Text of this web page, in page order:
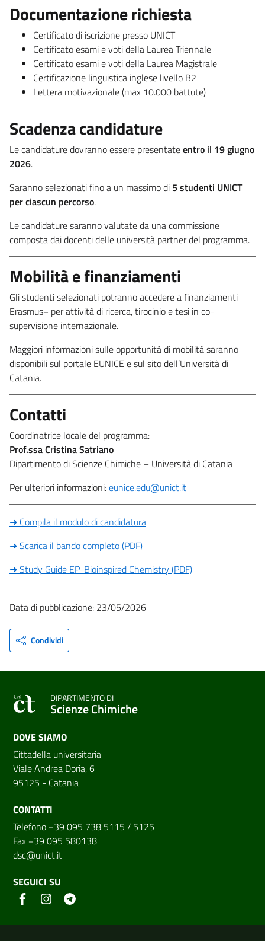
Documentazione richiesta
Certificato di iscrizione presso UNICT
Certificato esami e voti della Laurea Triennale
Certificato esami e voti della Laurea Magistrale
Certificazione linguistica inglese livello B2
Lettera motivazionale (max 10.000 battute)
Scadenza candidature
Le candidature dovranno essere presentateentro il 19 giugno
2026.
Saranno selezionati fino a un massimo di 5 studenti UNICT
per ciascun percorso.
Le candidature saranno valutate da una commissione
composta dai docenti delle università partner del programma.
Mobilità e finanziamenti
Gli studenti selezionati potranno accedere a finanziamenti
Erasmus+ per attività di ricerca, tirocinio e tesi in co-
supervisione internazionale.
Maggiori informazioni sulle opportunità di mobilità saranno
disponibili sul portale EUNICE e sul sito dell’Università di
Catania.
Contatti
Coordinatrice locale del programma:
Prof.ssa Cristina Satriano
Dipartimento di Scienze Chimiche – Università di Catania
Per ulteriori informazioni:eunice.edu@unict.it
➜ Compila il modulo di candidatura
➜ Scarica il bando completo (PDF)
➜ Study Guide EP-Bioinspired Chemistry (PDF)
Data di pubblicazione: 23/05/2026
Condividi
DIPARTIMENTO DI
Scienze Chimiche
DOVE SIAMO
Cittadella universitaria
Viale Andrea Doria, 6
95125 - Catania
CONTATTI
Telefono +39 095 738 5115 / 5125
Fax +39 095 580138
dsc@unict.it
SEGUICI SU
Link e informazioni utili